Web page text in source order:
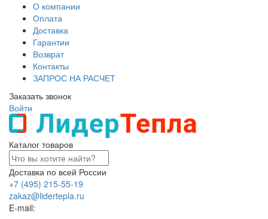
О компании
Оплата
Доставка
Гарантии
Возврат
Контакты
ЗАПРОС НА РАСЧЕТ
Заказать звонок
Войти
Каталог товаров
Доставка по всей России
+7 (495) 215-55-19
zakaz@lidertepla.ru
E-mail: